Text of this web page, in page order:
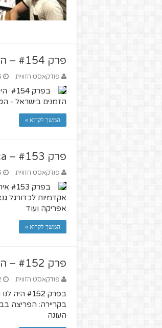
פרק #154 – החיים בטופ העולמי – מארחים את שחר פאר
פודקאסט הזווית 6
הזמנים בישראל -
המשך לקרוא »
פרק #153 – This is Africa – מארחים את ד"ר איתמר דובינסקי
פודקאסט הזווית
אקדמיות לכדורגל
אפריקה ועוד
המשך לקרוא »
פרק #152 – האיש שראה הכל – מארחים את שלומי אזולאי
פודקאסט הזווית 2
בפרק
בקריירה: הפריצה
העונה